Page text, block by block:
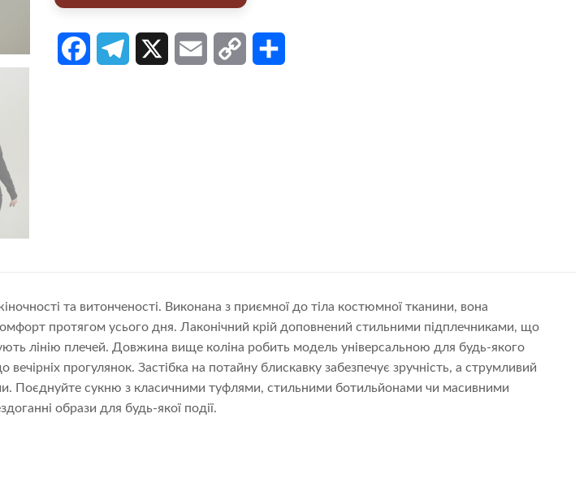
FacebookTelegram Email Copy
та витонченості. Виконана з приємної до тіла костюмної тканини, вона
протягом усього дня. Лаконічний крій доповнений стильними підплечниками, що
лінію плечей. Довжина вище коліна робить модель універсальною для будь-якого
вечірніх прогулянок. Застібка на потайну блискавку забезпечує зручність, а струмливий
Поєднуйте сукню з класичними туфлями, стильними ботильйонами чи масивними
образи для будь-якої події.